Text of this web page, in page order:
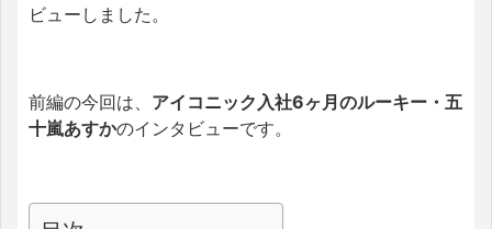
ビューしました。
前編の今回は、 アイコニック入社6ヶ月のルーキー・五
十嵐あすかのインタビューです。